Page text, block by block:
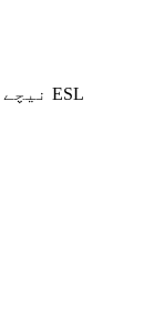
◆ نیچے کی طرف والے ٹرمینلز، کم ESL